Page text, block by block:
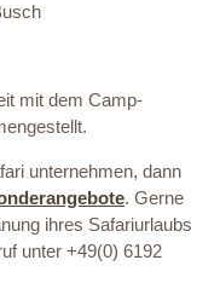
mit dem Camp-
unternehmen, dann
. Gerne
ihres Safariurlaubs
unter +49(0) 6192